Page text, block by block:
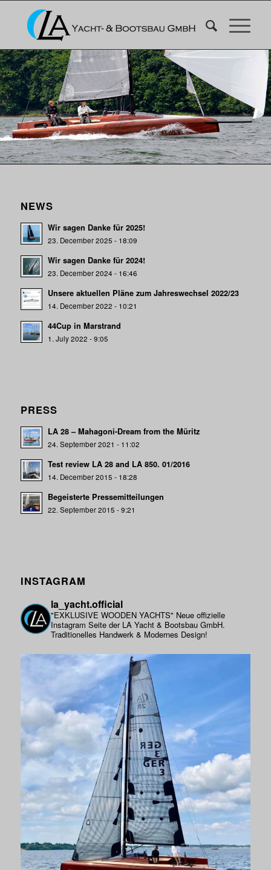
NEWS
Wir sagen Danke für 2025!
23. December 2025 - 18:09
Wir sagen Danke für 2024!
23. December 2024 - 16:46
Unsere aktuellen Pläne zum Jahreswechsel 2022/23
14. December 2022 - 10:21
44Cup in Marstrand
1. July 2022 - 9:05
PRESS
LA 28 – Mahagoni-Dream from the Müritz
24. September 2021 - 11:02
Test review LA 28 and LA 850. 01/2016
14. December 2015 - 18:28
Begeisterte Pressemitteilungen
22. September 2015 - 9:21
INSTAGRAM
la_yacht.official
"EXKLUSIVE WOODEN YACHTS" Neue offizielle
Instagram Seite der LA Yacht & Bootsbau GmbH.
Traditionelles Handwerk & Modernes Design!